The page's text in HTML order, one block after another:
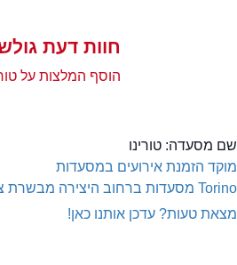
חוות דעת
הוסף המלצות על
שם מסעדה: טורינו
מוקד הזמנת אירועים במסעדות
Torino מסעדות ברחוב היצירה מבשרת
מצאת טעות? עדכן אותנו כאן!